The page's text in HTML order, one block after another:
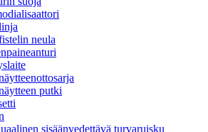
neula
putki
sisäänvedettävä turvaruisku